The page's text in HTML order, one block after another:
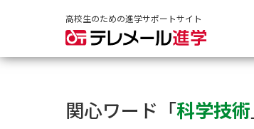
高校生のための進学サポートサイト
関心ワード「科学技術